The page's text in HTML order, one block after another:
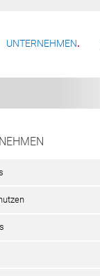
UNTERNEHMEN